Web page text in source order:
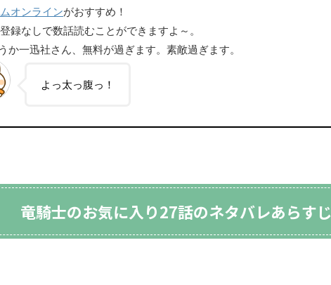
オンラインがおすすめ！
録なしで数話読むことができますよ～。
か一迅社さん、無料が過ぎます。素敵過ぎます。
よっ太っ腹っ！
竜騎士のお気に入り27話のネタバレあらすじ